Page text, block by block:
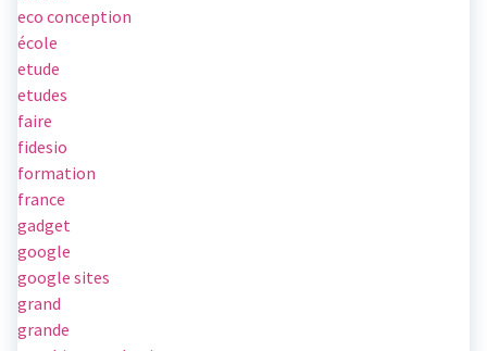
eco conception
école
etude
etudes
faire
fidesio
formation
france
gadget
google
google sites
grand
grande